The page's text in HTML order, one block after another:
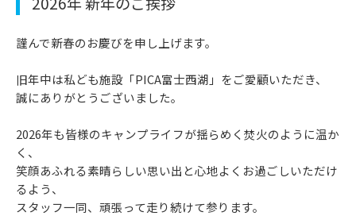
謹んで新春のお慶びを申し上げます。
旧年中は私ども施設「PICA富士西湖」をご愛顧いただき、
誠にありがとうございました。
2026年も皆様のキャンプライフが揺らめく焚火のように温か
く、
笑顔あふれる素晴らしい思い出と心地よくお過ごしいただけ
るよう、
スタッフ一同、頑張って走り続けて参ります。